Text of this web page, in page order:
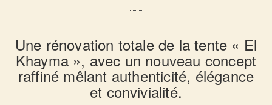
Une rénovation totale de la tente « El
Khayma », avec un nouveau concept
raffiné mêlant authenticité, élégance
et convivialité.